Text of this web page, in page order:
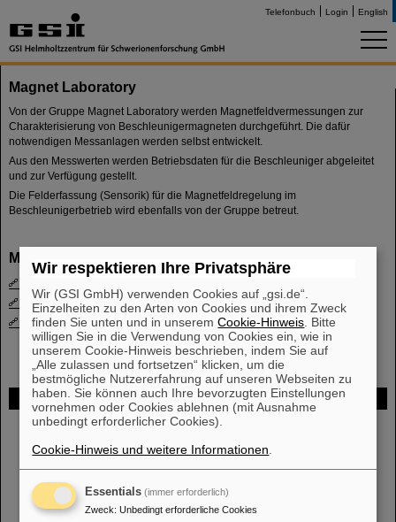
Telefonbuch Login English
FAIR
Bei GSI entsteht das neue Beschleunigerzentrum FAIR.
mehr.
Magnet Laboratory
Von der Gruppe Magnet Laboratory werden Magnetfeldvermessungen zur
Charakterisierung von Beschleunigermagneten durchgeführt. Die dafür
notwendigen Messanlagen werden selbst entwickelt.
Aus den Messwerten werden Betriebsdaten für die Beschleuniger abgeleitet
und zur Verfügung gestellt.
Die Felderfassung (Sensorik) für die Magnetfeldregelung im
Beschleunigerbetrieb wird ebenfalls von der Gruppe betreut.
Mitarbeiter
Thomas Knapp
Mischa Weipert
Wir respektieren Ihre Privatsphäre
Wir (GSI GmbH) verwenden Cookies auf „gsi.de“.
Einzelheiten zu den Arten von Cookies und ihrem Zweck
finden Sie unten und in unseremCookie-Hinweis . Bitte
willigen Sie in die Verwendung von Cookies ein, wie in
unserem Cookie-Hinweis beschrieben, indem Sie auf
„Alle zulassen und fortsetzen“ klicken, um die
bestmögliche Nutzererfahrung auf unseren Webseiten zu
haben. Sie können auch Ihre bevorzugten Einstellungen
vornehmen oder Cookies ablehnen (mit Ausnahme
unbedingt erforderlicher Cookies).
Cookie-Hinweis und weitere Informationen
Essentials (immer erforderlich)
Zweck: Unbedingt erforderliche Cookies